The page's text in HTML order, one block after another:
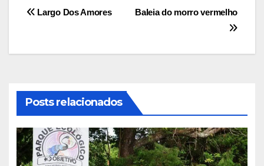
Navegação
Baleia do morro vermelho
Largo Dos Amores
Posts relacionados